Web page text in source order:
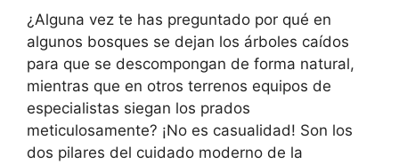
¿Alguna vez te has preguntado por qué en
algunos bosques se dejan los árboles caídos
para que se descompongan de forma natural,
mientras que en otros terrenos equipos de
especialistas siegan los prados
meticulosamente? ¡No es casualidad! Son los
dos pilares del cuidado moderno de la